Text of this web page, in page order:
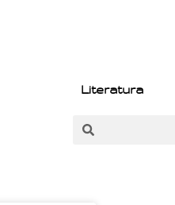
Literatura